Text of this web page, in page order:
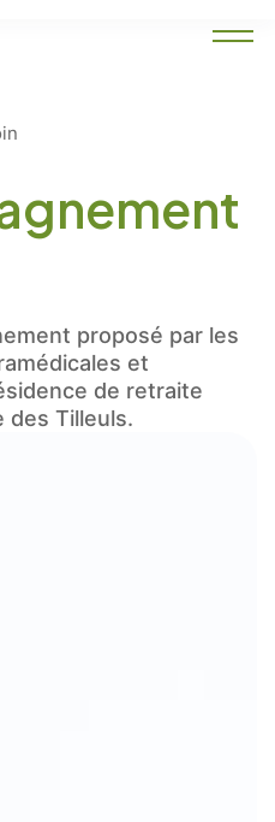
proposé par les
et
de retraite
des Tilleuls.